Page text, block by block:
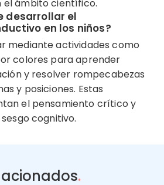
el ámbito científico.
desarrollar el
en los niños?
mediante actividades como
colores para aprender
y resolver rompecabezas
y posiciones. Estas
el pensamiento crítico y
cognitivo.
.